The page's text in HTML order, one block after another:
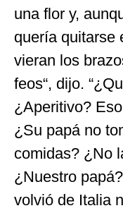
una flor y,
quería quitarse
vieran los
feos“, dijo.
¿Aperitivo?
¿Su papá no
comidas? ¿No
¿Nuestro
volvió de Italia